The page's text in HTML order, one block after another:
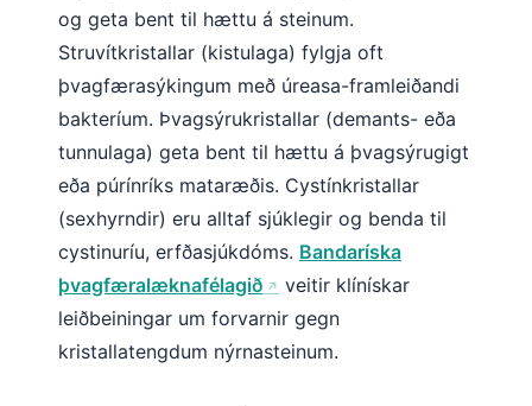
og geta bent til hættu á steinum.
Struvítkristallar (kistulaga) fylgja oft
þvagfærasýkingum með úreasa-framleiðandi
bakteríum. Þvagsýrukristallar (demants- eða
tunnulaga) geta bent til hættu á þvagsýrugigt
eða púrínríks mataræðis. Cystínkristallar
(sexhyrndir) eru alltaf sjúklegir og benda til
cystinuríu, erfðasjúkdóms. Bandaríska
þvagfæralæknafélagið
veitir klínískar
leiðbeiningar um forvarnir gegn
kristallatengdum nýrnasteinum.
O‘zbekcha
Català
Қазақ тілі
Suomi
Hrvatski
Slovenčina
كوردی‎
پښتو
سنڌي